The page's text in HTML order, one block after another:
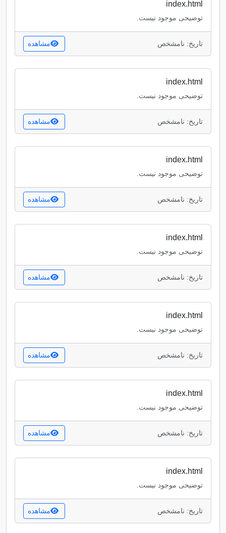
index.html
توضیحی موجود نیست.
تاریخ: نامشخص مشاهده
index.html
توضیحی موجود نیست.
تاریخ: نامشخص مشاهده
index.html
توضیحی موجود نیست.
تاریخ: نامشخص مشاهده
index.html
توضیحی موجود نیست.
تاریخ: نامشخص مشاهده
index.html
توضیحی موجود نیست.
تاریخ: نامشخص مشاهده
index.html
توضیحی موجود نیست.
تاریخ: نامشخص مشاهده
index.html
توضیحی موجود نیست.
تاریخ: نامشخص مشاهده